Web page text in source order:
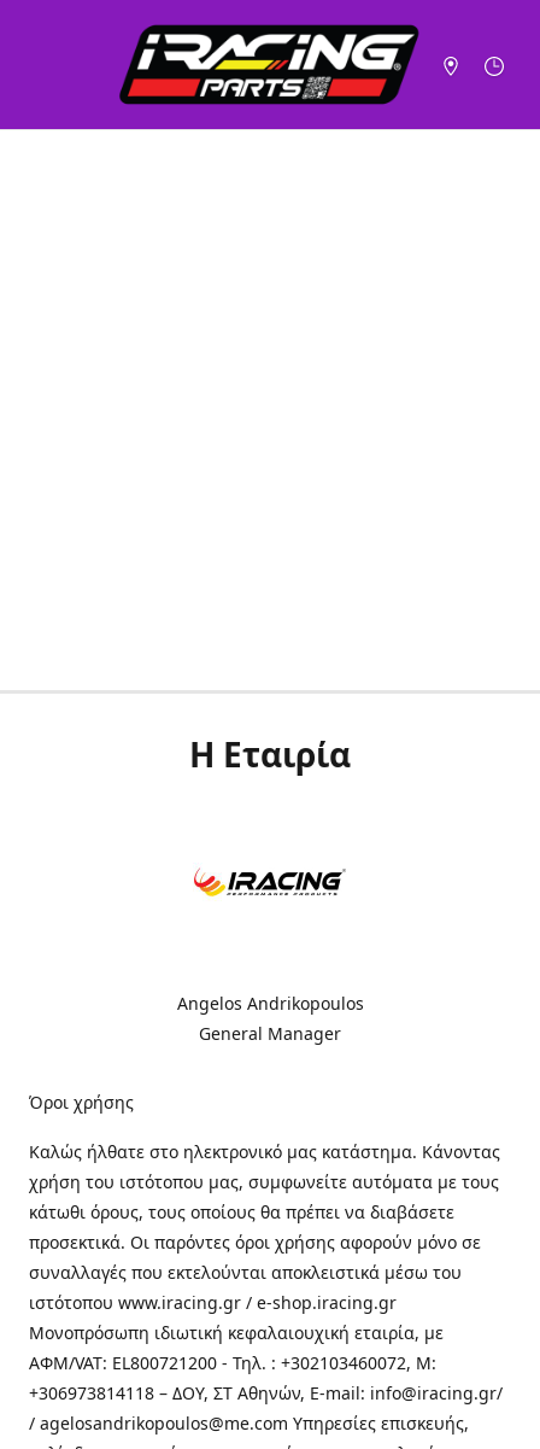
Η Εταιρία
Angelos Andrikopoulos
General Manager
Όροι χρήσης
Καλώς ήλθατε στo ηλεκτρονικό μας κατάστημα. Κάνοντας
χρήση του ιστότοπου μας, συμφωνείτε αυτόματα με τους
κάτωθι όρους, τους οποίους θα πρέπει να διαβάσετε
προσεκτικά. Οι παρόντες όροι χρήσης αφορούν μόνο σε
συναλλαγές που εκτελούνται αποκλειστικά μέσω του
ιστότοπου www.iracing.gr / e-shop.iracing.gr
Μονοπρόσωπη ιδιωτική κεφαλαιουχική εταιρία, με
ΑΦΜ/VAT: EL800721200 - Τηλ. : +302103460072, M:
+306973814118 – ΔΟΥ, ΣΤ Αθηνών, E-mail: info@iracing.gr/
/ agelosandrikopoulos@me.com Υπηρεσίες επισκευής,